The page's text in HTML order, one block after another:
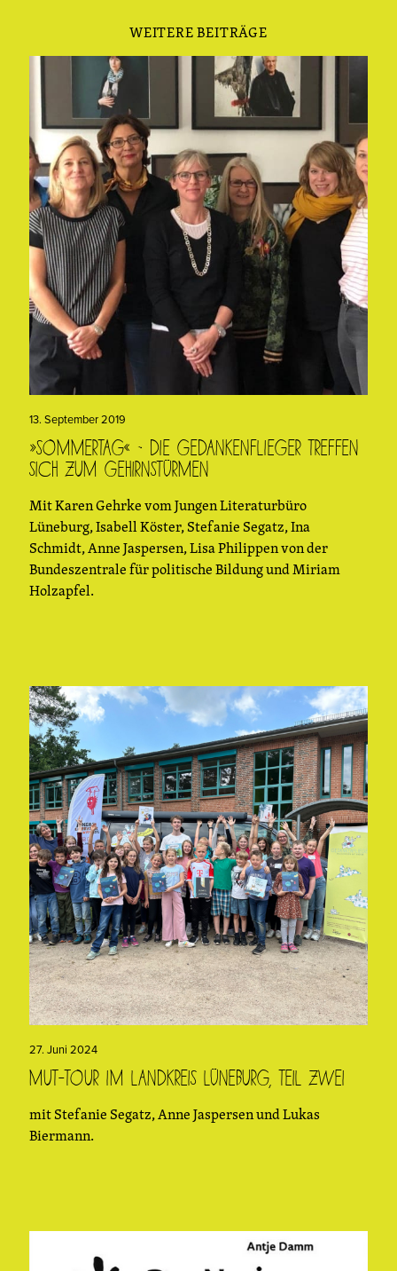
WEITERE BEITRÄGE
13. September 2019
»Sommertag« – die Gedankenflieger treffen
sich zum Gehirnstürmen
Mit Karen Gehrke vom Jungen Literaturbüro
Lüneburg, Isabell Köster, Stefanie Segatz, Ina
Schmidt, Anne Jaspersen, Lisa Philippen von der
Bundeszentrale für politische Bildung und Miriam
Holzapfel.
27. Juni 2024
Mut-Tour im Landkreis Lüneburg, Teil Zwei
mit Stefanie Segatz, Anne Jaspersen und Lukas
Biermann.